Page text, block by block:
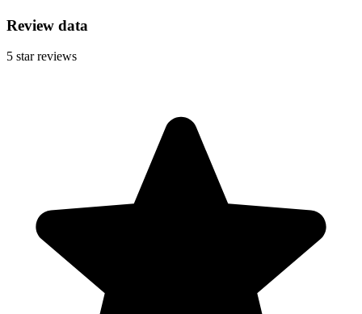
Review data
5 star reviews